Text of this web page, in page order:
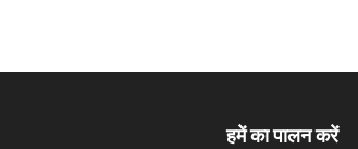
हमें का पालन करें